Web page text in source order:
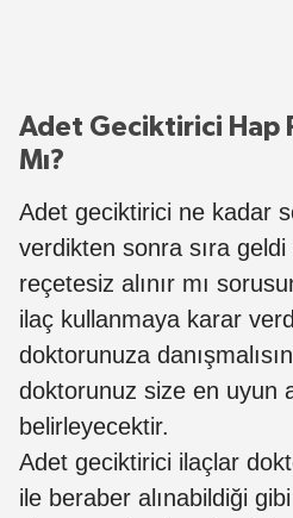
Adet Geciktirici Hap
Mı?
Adet geciktirici ne kadar
verdikten sonra sıra
reçetesiz alınır mı
ilaç kullanmaya karar
doktorunuza
doktorunuz size en uyun
belirleyecektir.
Adet geciktirici ilaçlar
ile beraber alınabildiği